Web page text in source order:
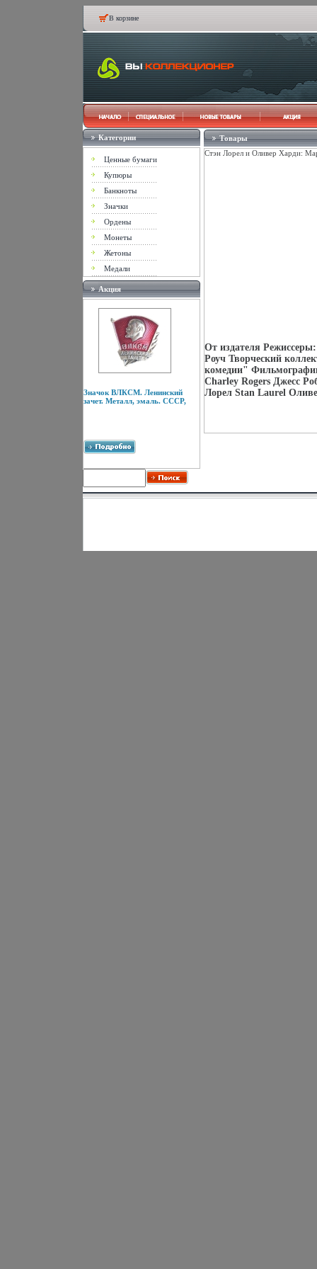
В корзине
Категории
Ценные бумаги
Купюры
Банкноты
Значки
Ордены
Монеты
Жетоны
Медали
Акция
Значок ВЛКСМ. Ленинский
зачет. Металл, эмаль. СССР,
Товары
Стэн Лорел и Оливер Харди:
От издателя
Роуч Творческий
комедии"
Charley Rogers Джесс
Лорел Stan Laurel